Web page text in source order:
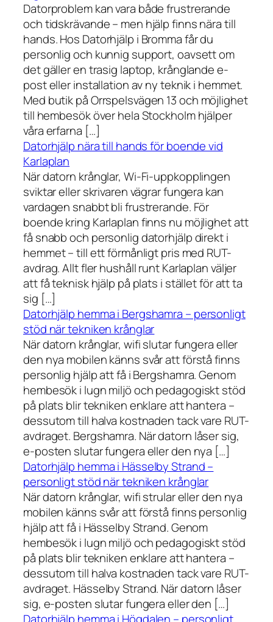
Datorproblem kan vara både frustrerande
och tidskrävande – men hjälp finns nära till
hands. Hos Datorhjälp i Bromma får du
personlig och kunnig support, oavsett om
det gäller en trasig laptop, krånglande e-
post eller installation av ny teknik i hemmet.
Med butik på Orrspelsvägen 13 och möjlighet
till hembesök över hela Stockholm hjälper
våra erfarna […]
Datorhjälp nära till hands för boende vid
Karlaplan
När datorn krånglar, Wi-Fi-uppkopplingen
sviktar eller skrivaren vägrar fungera kan
vardagen snabbt bli frustrerande. För
boende kring Karlaplan finns nu möjlighet att
få snabb och personlig datorhjälp direkt i
hemmet – till ett förmånligt pris med RUT-
avdrag. Allt fler hushåll runt Karlaplan väljer
att få teknisk hjälp på plats i stället för att ta
sig […]
Datorhjälp hemma i Bergshamra – personligt
stöd när tekniken krånglar
När datorn krånglar, wifi slutar fungera eller
den nya mobilen känns svår att förstå finns
personlig hjälp att få i Bergshamra. Genom
hembesök i lugn miljö och pedagogiskt stöd
på plats blir tekniken enklare att hantera –
dessutom till halva kostnaden tack vare RUT-
avdraget. Bergshamra. När datorn låser sig,
e-posten slutar fungera eller den nya […]
Datorhjälp hemma i Hässelby Strand –
personligt stöd när tekniken krånglar
När datorn krånglar, wifi strular eller den nya
mobilen känns svår att förstå finns personlig
hjälp att få i Hässelby Strand. Genom
hembesök i lugn miljö och pedagogiskt stöd
på plats blir tekniken enklare att hantera –
dessutom till halva kostnaden tack vare RUT-
avdraget. Hässelby Strand. När datorn låser
sig, e-posten slutar fungera eller den […]